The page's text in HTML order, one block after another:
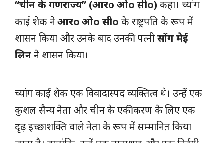
“चीन के गणराज्य” (आरo ओo सीo) कहा। च्यांग
काई शेक नेआरo ओo सीo के राष्ट्रपति के रूप में
शासन किया और उनके बाद उनकी पत्नीसोंग मेई
लिनने शासन किया।
च्यांग काई शेक एक विवादास्पद व्यक्तित्व थे। उन्हें एक
कुशल सैन्य नेता और चीन के एकीकरण के लिए एक
दृढ़ इच्छाशक्ति वाले नेता के रूप में सम्मानित किया